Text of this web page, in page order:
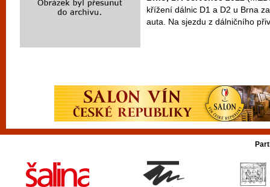
křížení dálnic D1 a D2 u Brna
auta. Na sjezdu z dálničního